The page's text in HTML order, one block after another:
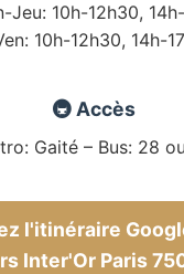
Jeu: 10h-12h30,
10h-12h30, 14h-
🚇 Accès
Gaité – Bus: 28
l'itinéraire
Inter'Or Paris